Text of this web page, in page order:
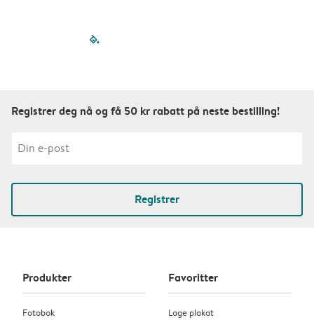
filled-pagination
Registrer deg nå og få 50 kr rabatt på neste bestilling!
Registrer
Produkter
Fotobok
Favoritter
Lage plakat